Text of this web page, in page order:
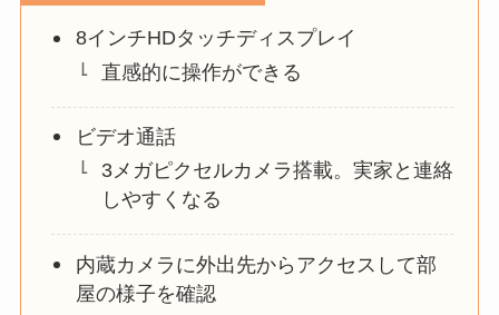
8インチHDタッチディスプレイ
直感的に操作ができる
ビデオ通話
3メガピクセルカメラ搭載。実家と連絡
しやすくなる
内蔵カメラに外出先からアクセスして部
屋の様子を確認